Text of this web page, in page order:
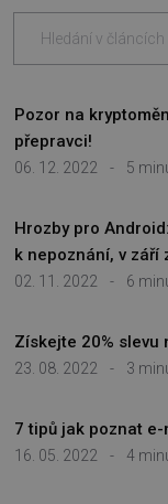
06. 12. 2022 - 5
Pozor na
přepravci!
02. 11. 2022 - 6
Hrozby pro
k nepoznání, v září
23. 08. 2022 - 3
Získejte 20% slevu
16. 05. 2022 - 4
7 tipů jak poznat e-